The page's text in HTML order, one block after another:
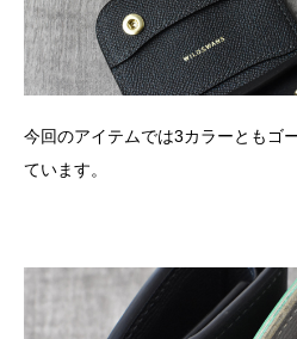
今回のアイテムでは3カラーともゴ
ています。